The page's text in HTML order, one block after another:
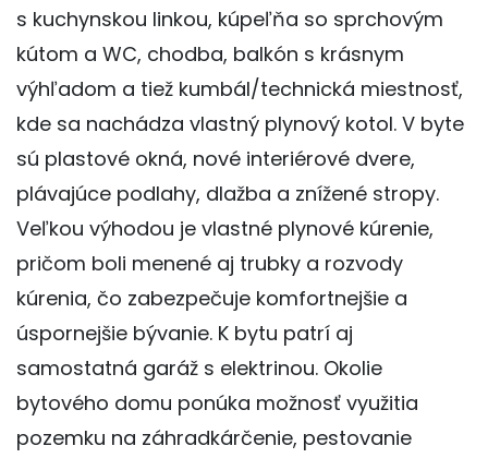
s kuchynskou linkou, kúpeľňa so sprchovým
kútom a WC, chodba, balkón s krásnym
výhľadom a tiež kumbál/technická miestnosť,
kde sa nachádza vlastný plynový kotol. V byte
sú plastové okná, nové interiérové dvere,
plávajúce podlahy, dlažba a znížené stropy.
Veľkou výhodou je vlastné plynové kúrenie,
pričom boli menené aj trubky a rozvody
kúrenia, čo zabezpečuje komfortnejšie a
úspornejšie bývanie. K bytu patrí aj
samostatná garáž s elektrinou. Okolie
bytového domu ponúka možnosť využitia
pozemku na záhradkárčenie, pestovanie